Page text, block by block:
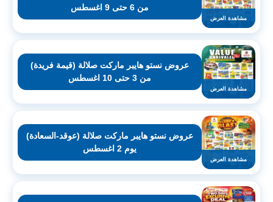
مشاهدة العرض
من 6 حتى 9 اغسطس
مشاهدة العرض
عروض نستو هايبر ماركت صلالة (قيمة فريدة)
من 3 حتى 10 اغسطس
مشاهدة العرض
عروض نستو هايبر ماركت صلالة (عوقد-السعادة)
يوم 2 اغسطس